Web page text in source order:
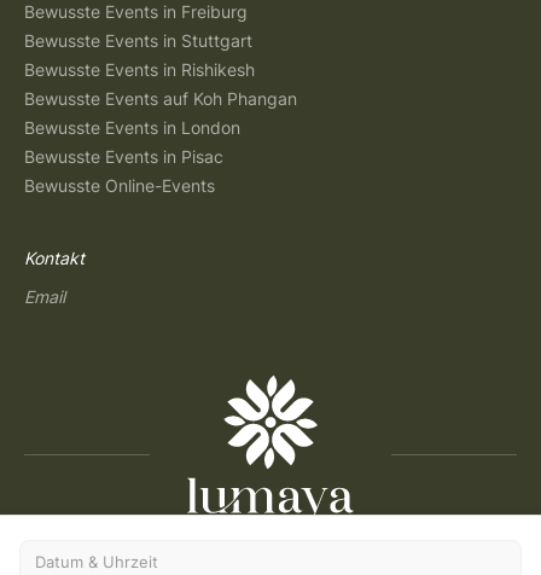
Datum & Uhrzeit
Bewusste Events in Freiburg
Bewusste Events in Stuttgart
Bewusste Events in Rishikesh
Bewusste Events auf Koh Phangan
Bewusste Events in London
Bewusste Events in Pisac
Bewusste Online-Events
Kontakt
Email